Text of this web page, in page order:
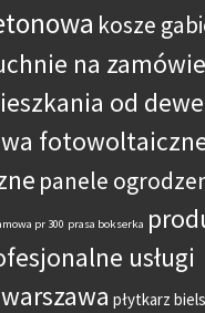
kosze
na
od
panele
pr 300 prasa bokserka
usługi
płytkarz